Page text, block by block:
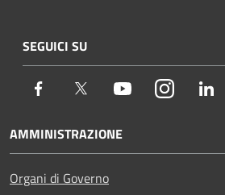
SEGUICI SU
Facebook Twitter YoutubeInstagram
AMMINISTRAZIONE
Organi di Governo